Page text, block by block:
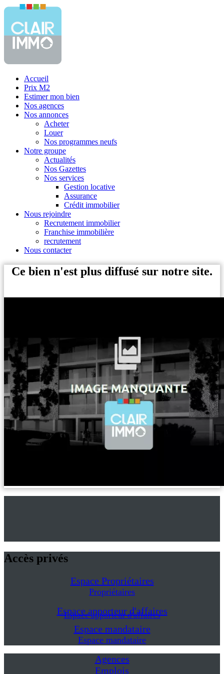
Accueil
Prix M2
Estimer mon bien
Nos agences
Nos annonces
Acheter
Louer
Nos programmes neufs
Notre groupe
Actualités
Nos Gazettes
Nos services
Gestion locative
Assurance
Crédit immobilier
Nous rejoindre
Recrutement immobilier
Franchise immobilière
recrutement
Nous contacter
Ce bien n'est plus diffusé sur notre site.
Accès privés
Espace Propriétaires
Propriétaires
Espace apporteur d'affaires
Espace apporteur d'affaires
Espace mandataire
Espace mandataire
Agences
Emplois